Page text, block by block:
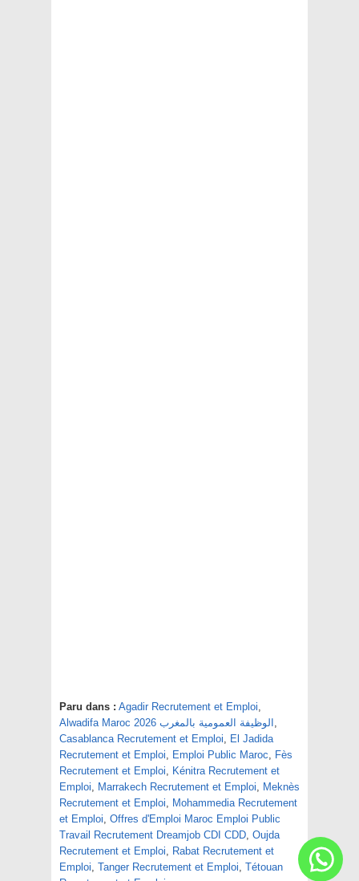
Paru dans : Agadir Recrutement et Emploi,
Alwadifa Maroc 2026 الوظيفة العمومية بالمغرب ,
Casablanca Recrutement et Emploi, El Jadida
Recrutement et Emploi, Emploi Public Maroc, Fès
Recrutement et Emploi, Kénitra Recrutement et
Emploi, Marrakech Recrutement et Emploi, Meknès
Recrutement et Emploi, Mohammedia Recrutement
et Emploi, Offres d'Emploi Maroc Emploi Public
Travail Recrutement Dreamjob CDI CDD, Oujda
Recrutement et Emploi, Rabat Recrutement et
Emploi, Tanger Recrutement et Emploi, Tétouan